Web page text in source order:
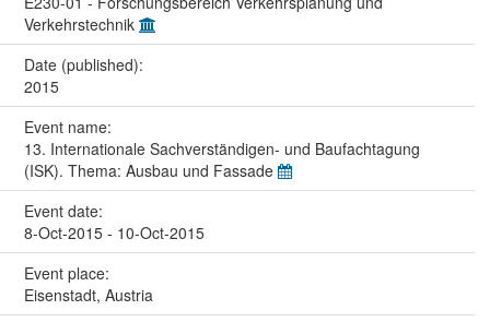
Verkehrstechnik
Date (published):
2015
Event name:
13. Internationale Sachverständigen- und Baufachtagung
(ISK). Thema: Ausbau und Fassade
Event date:
8-Oct-2015 - 10-Oct-2015
Event place:
Eisenstadt, Austria